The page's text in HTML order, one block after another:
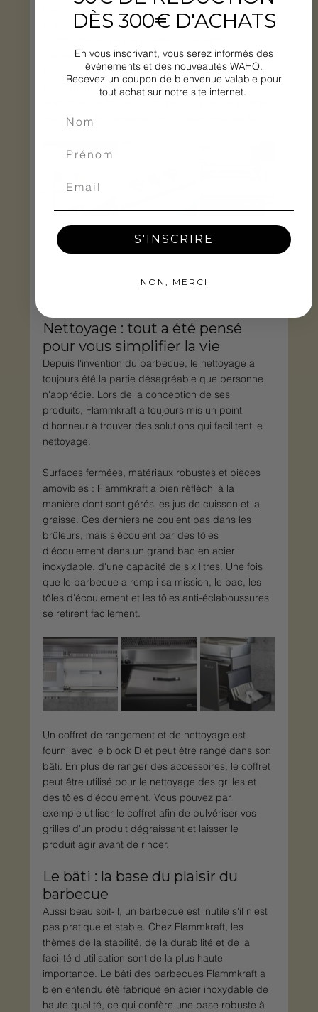
L'acier inoxydable massif utilisé assure durabilité
et résistance, témoignant d'un engagement sans
garantit non seulement une longévité
exceptionnelle du barbecue mais aussi une
performance de cuisson constante et précise,
ordre pour les amateurs de grillades exigeants.
Nettoyage : tout a été pensé
pour vous simplifier la vie
Depuis l'invention du barbecue, le nettoyage a
toujours été la partie désagréable que personne
n'apprécie. Lors de la conception de ses
produits, Flammkraft a toujours mis un point
d'honneur à trouver des solutions qui facilitent le
nettoyage.
Surfaces fermées, matériaux robustes et pièces
amovibles : Flammkraft a bien réfléchi à la
manière dont sont gérés les jus de cuisson et la
graisse. Ces derniers ne coulent pas dans les
brûleurs, mais s'écoulent par des tôles
d'écoulement dans un grand bac en acier
inoxydable, d'une capacité de six litres. Une fois
que le barbecue a rempli sa mission, le bac, les
tôles d'écoulement et les tôles anti-éclaboussures
se retirent facilement.
Un coffret de rangement et de nettoyage est
fourni avec le block D et peut être rangé dans son
bâti. En plus de ranger des accessoires, le coffret
peut être utilisé pour le nettoyage des grilles et
des tôles d’écoulement. Vous pouvez par
exemple utiliser le coffret afin de pulvériser vos
grilles d'un produit dégraissant et laisser le
produit agir avant de rincer.
Le bâti : la base du plaisir du
barbecue
Aussi beau soit-il, un barbecue est inutile s'il n'est
pas pratique et stable. Chez Flammkraft, les
thèmes de la stabilité, de la durabilité et de la
facilité d'utilisation sont de la plus haute
importance. Le bâti des barbecues Flammkraft a
bien entendu été fabriqué en acier inoxydable de
haute qualité, ce qui confère une base robuste à
DÈS 300€ D'ACHATS
En vous inscrivant, vous serez informés des
événements et des nouveautés WAHO.
Recevez un coupon de bienvenue valable pour
tout achat sur notre site internet.
S'INSCRIRE
NON, MERCI